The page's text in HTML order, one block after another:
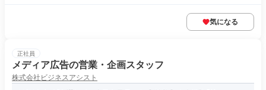
気になる
正社員
メディア広告の営業・企画スタッフ
株式会社ビジネスアシスト